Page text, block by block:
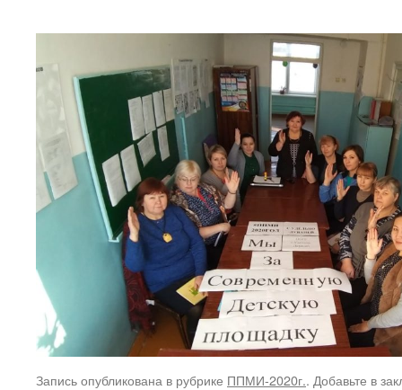
Запись опубликована в рубрике ППМИ-2020г.. Добавьте в